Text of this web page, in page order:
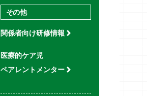
その他
関係者向け研修情報
医療的ケア児
ペアレントメンター